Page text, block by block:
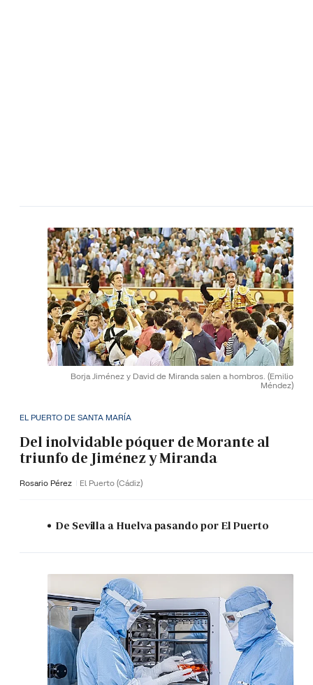
Borja Jiménez y David de Miranda salen a hombros. (Emilio
Méndez)
EL PUERTO DE SANTA MARÍA
Del inolvidable póquer de Morante al
triunfo de Jiménez y Miranda
Rosario Pérez El Puerto (Cádiz)
De Sevilla a Huelva pasando por El Puerto